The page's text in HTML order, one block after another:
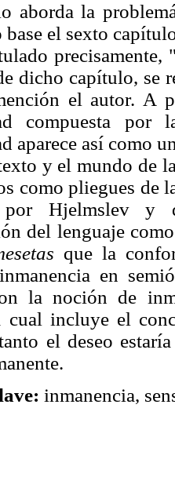
aborda la
base el sexto
dicho capítulo, se
el autor. A
compuesta por
aparece así como
y el mundo de
como pliegues de
por Hjelmslev y
del lenguaje
que la
en
la noción de
cual incluye el
el deseo
inmanencia,